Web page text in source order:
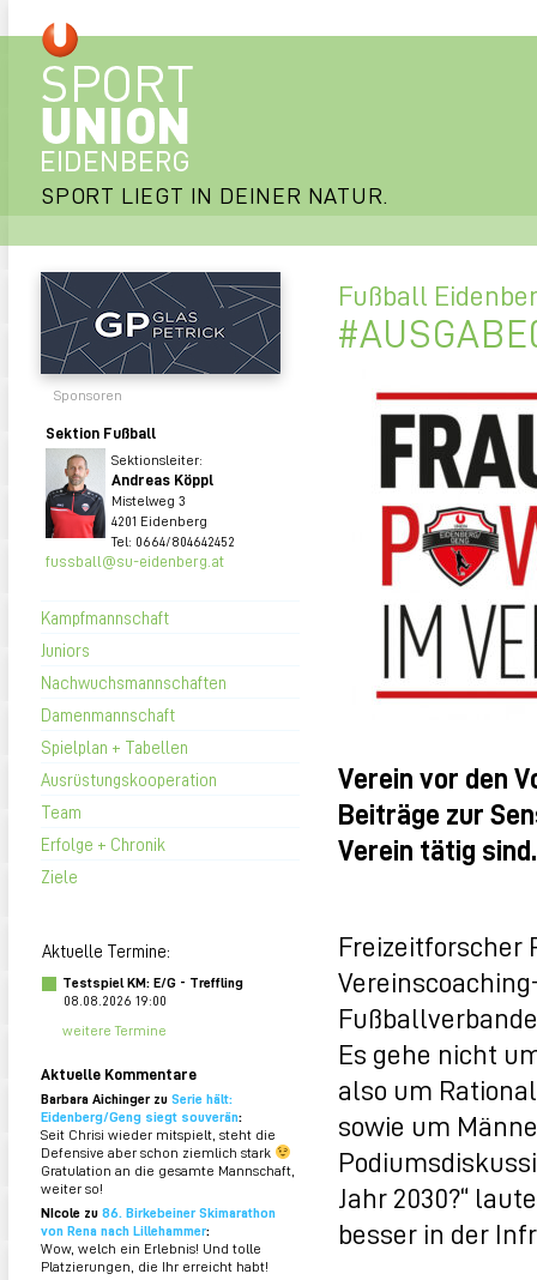
SPORT LIEGT IN DEINER NATUR.
Sponsoren
Sektion Fußball
Sektionsleiter:
Andreas Köppl
Mistelweg 3
4201 Eidenberg
Tel: 0664/804642452
fussball@su-eidenberg.at
Kampfmannschaft
Juniors
Nachwuchsmannschaften
Damenmannschaft
Spielplan + Tabellen
Ausrüstungskooperation
Team
Erfolge + Chronik
Ziele
Aktuelle Termine:
Testspiel KM: E/G - Treffling
08.08.2026 19:00
weitere Termine
Aktuelle Kommentare
Barbara Aichinger zu Serie hält:
Eidenberg/Geng siegt souverän:
Seit Chrisi wieder mitspielt, steht die
Defensive aber schon ziemlich stark
Gratulation an die gesamte Mannschaft,
weiter so!
NIcole zu 86. Birkebeiner Skimarathon
von Rena nach Lillehammer:
Wow, welch ein Erlebnis! Und tolle
Platzierungen, die Ihr erreicht habt!
Fußball
Verein vor den
Beiträge zur
Verein tätig
Freizeitforscher
Es gehe nicht
also um
sowie um
Jahr 2030?“
besser in der